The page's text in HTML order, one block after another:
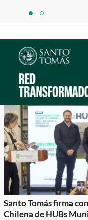
itemitem
2
Santo Tomás firma
Chilena de HUBs